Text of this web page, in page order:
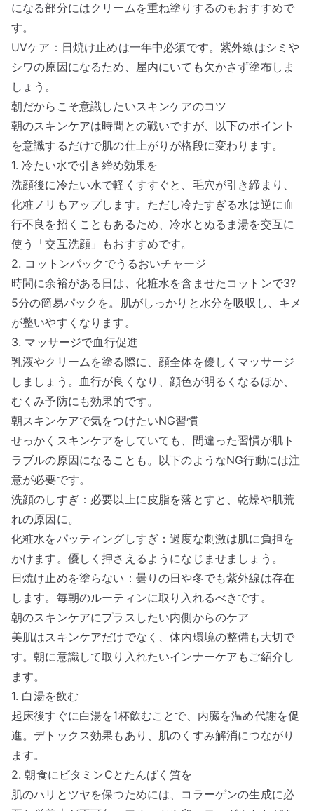
になる部分にはクリームを重ね塗りするのもおすすめで
す。
UVケア：日焼け止めは一年中必須です。紫外線はシミや
シワの原因になるため、屋内にいても欠かさず塗布しま
しょう。
朝だからこそ意識したいスキンケアのコツ
朝のスキンケアは時間との戦いですが、以下のポイント
を意識するだけで肌の仕上がりが格段に変わります。
1. 冷たい水で引き締め効果を
洗顔後に冷たい水で軽くすすぐと、毛穴が引き締まり、
化粧ノリもアップします。ただし冷たすぎる水は逆に血
行不良を招くこともあるため、冷水とぬるま湯を交互に
使う「交互洗顔」もおすすめです。
2. コットンパックでうるおいチャージ
時間に余裕がある日は、化粧水を含ませたコットンで3?
5分の簡易パックを。肌がしっかりと水分を吸収し、キメ
が整いやすくなります。
3. マッサージで血行促進
乳液やクリームを塗る際に、顔全体を優しくマッサージ
しましょう。血行が良くなり、顔色が明るくなるほか、
むくみ予防にも効果的です。
朝スキンケアで気をつけたいNG習慣
せっかくスキンケアをしていても、間違った習慣が肌ト
ラブルの原因になることも。以下のようなNG行動には注
意が必要です。
洗顔のしすぎ：必要以上に皮脂を落とすと、乾燥や肌荒
れの原因に。
化粧水をパッティングしすぎ：過度な刺激は肌に負担を
かけます。優しく押さえるようになじませましょう。
日焼け止めを塗らない：曇りの日や冬でも紫外線は存在
します。毎朝のルーティンに取り入れるべきです。
朝のスキンケアにプラスしたい内側からのケア
美肌はスキンケアだけでなく、体内環境の整備も大切で
す。朝に意識して取り入れたいインナーケアもご紹介し
ます。
1. 白湯を飲む
起床後すぐに白湯を1杯飲むことで、内臓を温め代謝を促
進。デトックス効果もあり、肌のくすみ解消につながり
ます。
2. 朝食にビタミンCとたんぱく質を
肌のハリとツヤを保つためには、コラーゲンの生成に必